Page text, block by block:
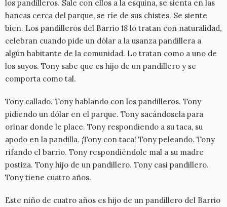
los pandilleros. Sale con ellos a la esquina, se sienta en las
bancas cerca del parque, se ríe de sus chistes. Se siente
bien. Los pandilleros del Barrio 18 lo tratan con naturalidad,
celebran cuando pide un dólar a la usanza pandillera a
algún habitante de la comunidad. Lo tratan como a uno de
los suyos. Tony sabe que es hijo de un pandillero y se
comporta como tal.
Tony callado. Tony hablando con los pandilleros. Tony
pidiendo un dólar en el parque. Tony sacándosela para
orinar donde le place. Tony respondiendo a su taca, su
apodo en la pandilla. ¡Tony con taca! Tony peleando. Tony
rifando el barrio. Tony respondiéndole mal a su madre
postiza. Tony hijo de un pandillero. Tony casi pandillero.
Tony tiene cuatro años.
Este niño de cuatro años es hijo de un pandillero del Barrio